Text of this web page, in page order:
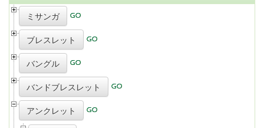
ミサンガ
ブレスレット
バングル
バンドブレスレット
アンクレット